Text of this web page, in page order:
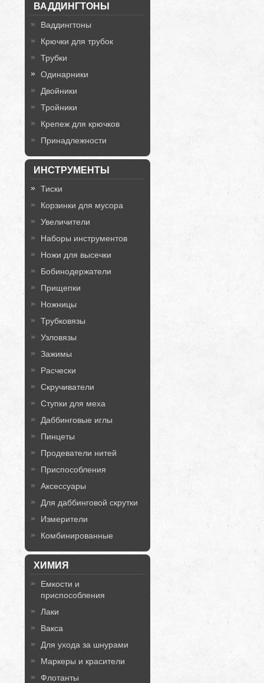
ВАДДИНГТОНЫ
Ваддингтоны
Крючки для трубок
Трубки
Одинарники
Двойники
Тройники
Крепеж для крючков
Принадлежности
ИНСТРУМЕНТЫ
Тиски
Корзинки для мусора
Увеличители
Наборы инструментов
Ножи для высечки
Бобинодержатели
Прищепки
Ножницы
Трубковязы
Узловязы
Зажимы
Расчески
Скручиватели
Ступки для меха
Даббинговые иглы
Пинцеты
Продеватели нитей
Приспособления
Аксессуары
Для даббинговой скрутки
Измерители
Комбинированные
ХИМИЯ
Емкости и
приспособления
Лаки
Вакса
Для ухода за шнурами
Маркеры и красители
Флотанты